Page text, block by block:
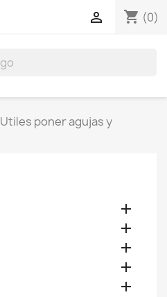
shopping_cart (0)

Utiles poner agujas y




